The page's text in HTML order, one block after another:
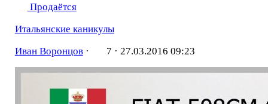
Продаётся
Итальянские каникулы
Иван Воронцов· 7 · 27.03.2016 09:23